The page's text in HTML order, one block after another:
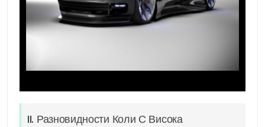
II. Разновидности Коли С Висока